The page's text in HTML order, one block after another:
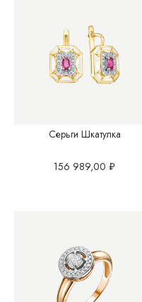
Серьги Шкатулка
156 989,00 ₽